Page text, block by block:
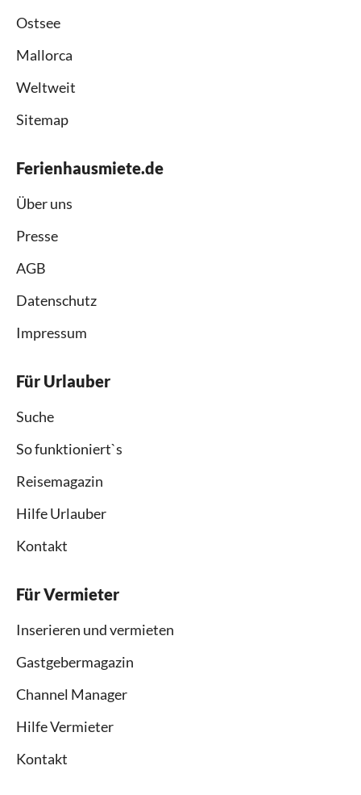
Ostsee
Mallorca
Weltweit
Sitemap
Ferienhausmiete.de
Über uns
Presse
AGB
Datenschutz
Impressum
Für Urlauber
Suche
So funktioniert`s
Reisemagazin
Hilfe Urlauber
Kontakt
Für Vermieter
Inserieren und vermieten
Gastgebermagazin
Channel Manager
Hilfe Vermieter
Kontakt